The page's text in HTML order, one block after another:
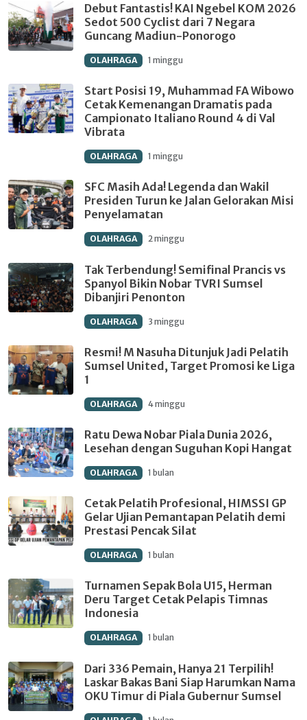
Debut Fantastis! KAI Ngebel KOM 2026
Sedot 500 Cyclist dari 7 Negara
Guncang Madiun-Ponorogo
OLAHRAGA 1 minggu
Start Posisi 19, Muhammad FA Wibowo
Cetak Kemenangan Dramatis pada
Campionato Italiano Round 4 di Val
Vibrata
OLAHRAGA 1 minggu
SFC Masih Ada! Legenda dan Wakil
Presiden Turun ke Jalan Gelorakan Misi
Penyelamatan
OLAHRAGA 2 minggu
Tak Terbendung! Semifinal Prancis vs
Spanyol Bikin Nobar TVRI Sumsel
Dibanjiri Penonton
OLAHRAGA 3 minggu
Resmi! M Nasuha Ditunjuk Jadi Pelatih
Sumsel United, Target Promosi ke Liga
1
OLAHRAGA 4 minggu
Ratu Dewa Nobar Piala Dunia 2026,
Lesehan dengan Suguhan Kopi Hangat
OLAHRAGA 1 bulan
Cetak Pelatih Profesional, HIMSSI GP
Gelar Ujian Pemantapan Pelatih demi
Prestasi Pencak Silat
OLAHRAGA 1 bulan
Turnamen Sepak Bola U15, Herman
Deru Target Cetak Pelapis Timnas
Indonesia
OLAHRAGA 1 bulan
Dari 336 Pemain, Hanya 21 Terpilih!
Laskar Bakas Bani Siap Harumkan Nama
OKU Timur di Piala Gubernur Sumsel